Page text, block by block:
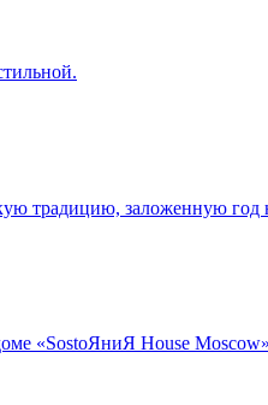
традицию, заложенную год
«SostoЯниЯ House